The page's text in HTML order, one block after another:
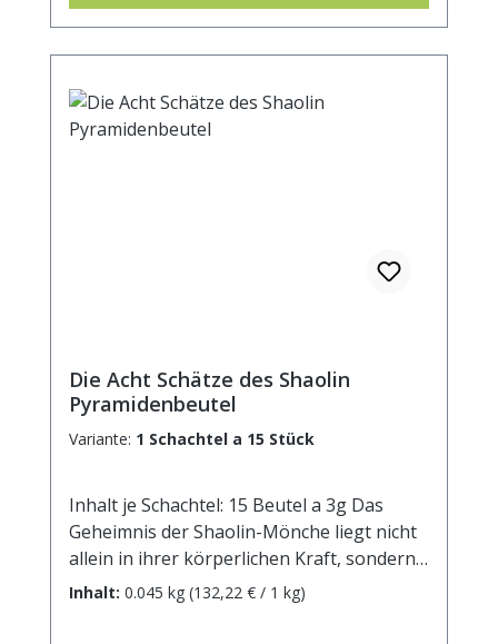
Die Acht Schätze des Shaolin
Pyramidenbeutel
Variante: 1 Schachtel a 15 Stück
Inhalt je Schachtel: 15 Beutel a 3g Das
Geheimnis der Shaolin-Mönche liegt nicht
allein in ihrer körperlichen Kraft, sondern
vielmehr in ihrer mentalen Stärke. Sie
Inhalt: 0.045 kg (132,22 € / 1 kg)